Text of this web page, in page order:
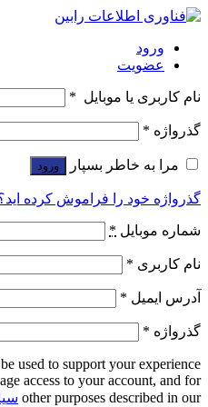
ورود
عضویت
نام کاربری یا موبایل *
گذرواژه *
مرا به خاطر بسپار ورود
گذرواژه خود را فراموش کرده
شماره موبایل *
نام کاربری *
آدرس ایمیل *
گذرواژه *
used to support your experience
access to your account, and for
other purposes described in our